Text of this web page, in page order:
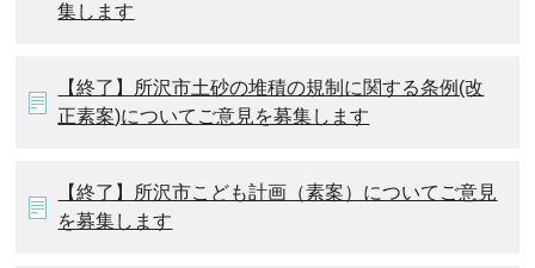
集します
【終了】所沢市土砂の堆積の規制に関する条例(改
正素案)についてご意見を募集します
【終了】所沢市こども計画（素案）についてご意見
を募集します